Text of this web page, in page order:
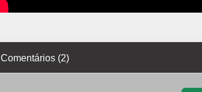
Comentários (2)